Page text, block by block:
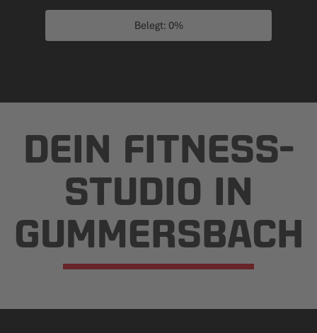
Belegt: 0%
DEIN FITNESS­
STUDIO IN
GUMMERS­BACH